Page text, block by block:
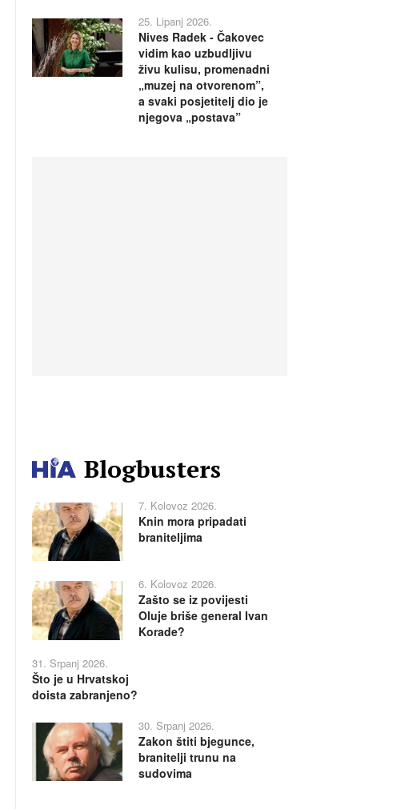
25. Lipanj 2026.
Nives Radek - Čakovec
vidim kao uzbudljivu
živu kulisu, promenadni
„muzej na otvorenom”,
a svaki posjetitelj dio je
njegova „postava”
Blogbusters
7. Kolovoz 2026.
Knin mora pripadati
braniteljima
6. Kolovoz 2026.
Zašto se iz povijesti
Oluje briše general Ivan
Korade?
31. Srpanj 2026.
Što je u Hrvatskoj
doista zabranjeno?
30. Srpanj 2026.
Zakon štiti bjegunce,
branitelji trunu na
sudovima